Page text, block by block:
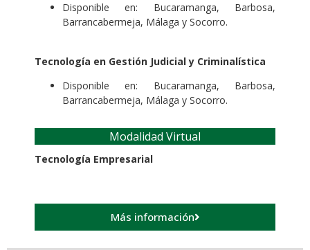
Disponible en: Bucaramanga, Barbosa,
Barrancabermeja, Málaga y Socorro.
Tecnología en Gestión Judicial y Criminalística
Disponible en: Bucaramanga, Barbosa,
Barrancabermeja, Málaga y Socorro.
Modalidad Virtual
Tecnología Empresarial
Más información